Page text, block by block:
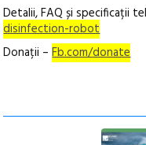
Detalii, FAQ și specificații
disinfection-robot
Donații –Fb.com/donate